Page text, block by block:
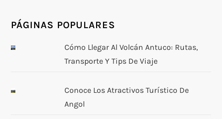
PÁGINAS POPULARES
Cómo Llegar Al Volcán Antuco: Rutas,
Transporte Y Tips De Viaje
Conoce Los Atractivos Turístico De
Angol